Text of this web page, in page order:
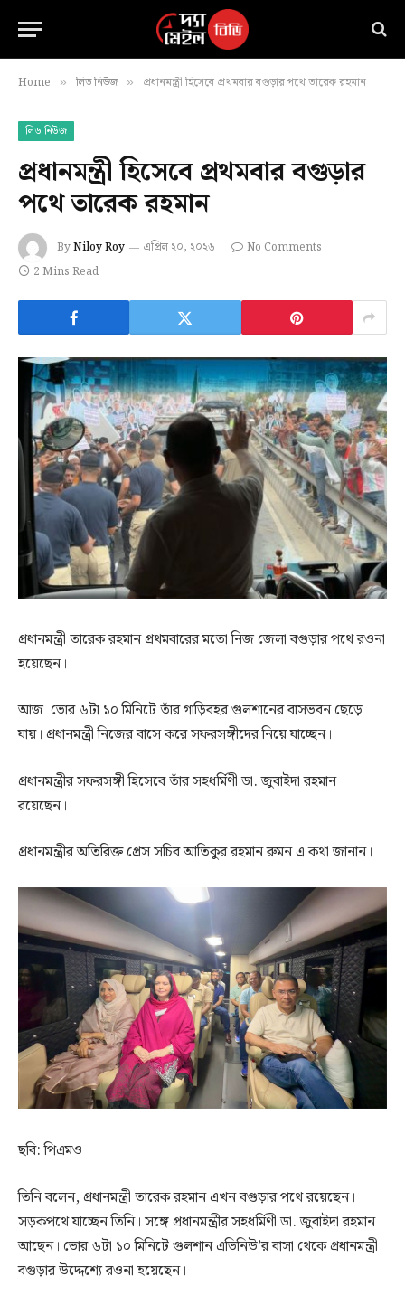
Home » লিড নিউজ » প্রধানমন্ত্রী হিসেবে প্রথমবার বগুড়ার পথে তারেক রহমান
লিড নিউজ
প্রধানমন্ত্রী হিসেবে প্রথমবার বগুড়ার
পথে তারেক রহমান
ByNiloy Roy এপ্রিল ২০, ২০২৬
No Comments
2 Mins Read
প্রধানমন্ত্রী তারেক রহমান প্রথমবারের মতো নিজ জেলা বগুড়ার পথে রওনা
হয়েছেন।
আজ ভোর ৬টা ১০ মিনিটে তাঁর গাড়িবহর গুলশানের বাসভবন ছেড়ে
যায়। প্রধানমন্ত্রী নিজের বাসে করে সফরসঙ্গীদের নিয়ে যাচ্ছেন।
প্রধানমন্ত্রীর সফরসঙ্গী হিসেবে তাঁর সহধর্মিণী ডা. জুবাইদা রহমান
রয়েছেন।
প্রধানমন্ত্রীর অতিরিক্ত প্রেস সচিব আতিকুর রহমান রুমন এ কথা জানান।
ছবি: পিএমও
তিনি বলেন, প্রধানমন্ত্রী তারেক রহমান এখন বগুড়ার পথে রয়েছেন।
সড়কপথে যাচ্ছেন তিনি। সঙ্গে প্রধানমন্ত্রীর সহধর্মিণী ডা. জুবাইদা রহমান
আছেন। ভোর ৬টা ১০ মিনিটে গুলশান এভিনিউ’র বাসা থেকে প্রধানমন্ত্রী
বগুড়ার উদ্দেশ্যে রওনা হয়েছেন।